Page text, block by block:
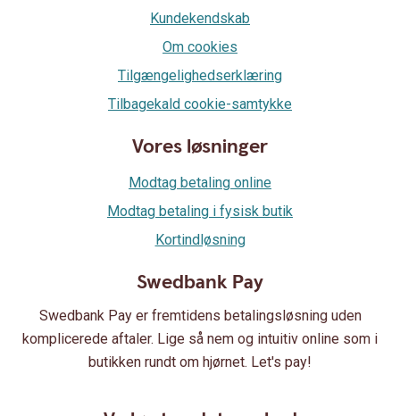
Swedbank Pay
Swedbank Pay er fremtidens betalingsløsning uden
komplicerede aftaler. Lige så nem og intuitiv online som i
butikken rundt om hjørnet. Let's pay!
Kundekendskab
Om cookies
Tilgængelighedserklæring
Tilbagekald cookie-samtykke
Vores løsninger
Modtag betaling online
Modtag betaling i fysisk butik
Kortindløsning